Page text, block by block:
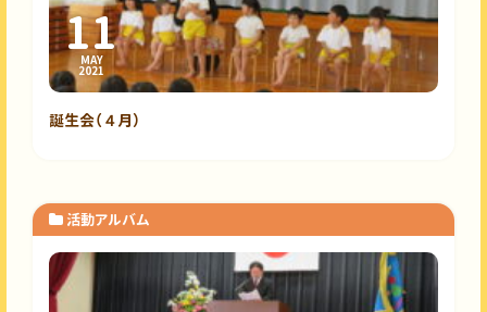
11
MAY
2021
誕生会（４月）
活動アルバム